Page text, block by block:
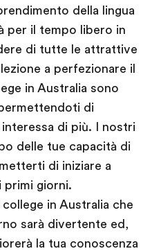
della lingua
per il tempo libero in
di tutte le attrattive
a perfezionare il
in Australia sono
di
di più. I nostri
delle tue capacità di
di iniziare a
primi giorni.
in Australia che
sarà divertente ed,
la tua conoscenza